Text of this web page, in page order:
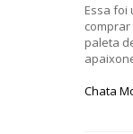
Essa foi
paleta
Chata